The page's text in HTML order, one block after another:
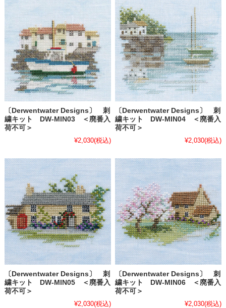
〔Derwentwater Designs〕 刺
繍キット DW-MIN03 ＜廃番入
荷不可＞
¥2,030(税込)
〔Derwentwater Designs〕 刺
繍キット DW-MIN04 ＜廃番入
荷不可＞
¥2,030(税込)
〔Derwentwater Designs〕 刺
繍キット DW-MIN05 ＜廃番入
荷不可＞
¥2,030(税込)
〔Derwentwater Designs〕 刺
繍キット DW-MIN06 ＜廃番入
荷不可＞
¥2,030(税込)